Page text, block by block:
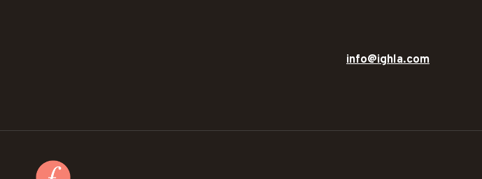
info@ighla.com